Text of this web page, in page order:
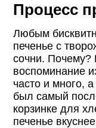
Процесс
Любым
печенье с
сочни. Почему?
воспоминание
часто и много,
был самый
корзинке для
печенье